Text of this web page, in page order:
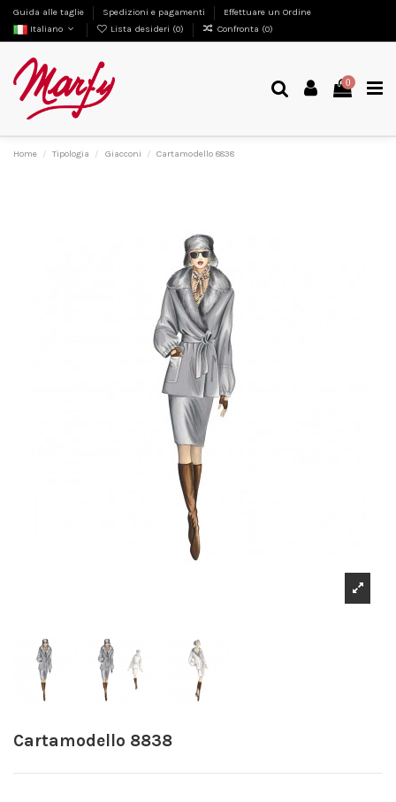
Guida alle taglie Spedizioni e pagamenti
Effettuare un Ordine
Italiano
Lista desideri (0) Confronta (0)
0
Home Tipologia Giacconi Cartamodello 8838
Cartamodello 8838